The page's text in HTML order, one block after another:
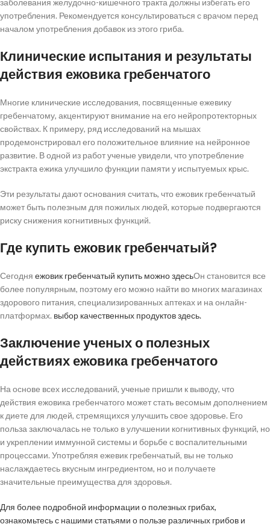
употребления. Рекомендуется консультироваться с врачом перед
началом употребления добавок из этого гриба.
Клинические испытания и результаты
действия ежовика гребенчатого
Многие клинические исследования, посвященные ежевику
гребенчатому, акцентируют внимание на его нейропротекторных
свойствах. К примеру, ряд исследований на мышах
продемонстрировал его положительное влияние на нейронное
развитие. В одной из работ ученые увидели, что употребление
экстракта ежика улучшило функции памяти у испытуемых крыс.
Эти результаты дают основания считать, что ежовик гребенчатый
может быть полезным для пожилых людей, которые подвергаются
риску снижения когнитивных функций.
Где купить ежовик гребенчатый?
Сегодня ежовик гребенчатый купить можно здесьОн становится все
более популярным, поэтому его можно найти во многих магазинах
здорового питания, специализированных аптеках и на онлайн-
платформах. выбор качественных продуктов здесь.
Заключение ученых о полезных
действиях ежовика гребенчатого
На основе всех исследований, ученые пришли к выводу, что
действия ежовика гребенчатого может стать весомым дополнением
к диете для людей, стремящихся улучшить свое здоровье. Его
польза заключалась не только в улучшении когнитивных функций, но
и укреплении иммунной системы и борьбе с воспалительными
процессами. Употребляя ежевик гребенчатый, вы не только
наслаждаетесь вкусным ингредиентом, но и получаете
значительные преимущества для здоровья.
Для более подробной информации о полезных грибах,
ознакомьтесь с нашими статьями о пользе различных грибов и